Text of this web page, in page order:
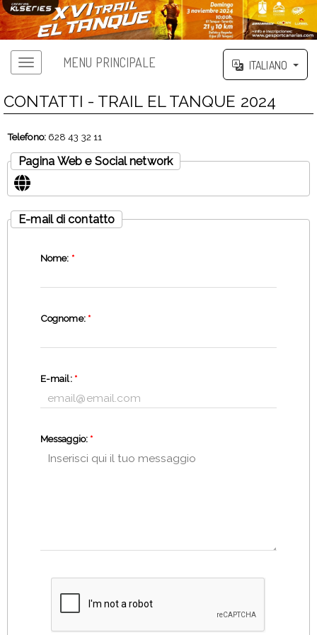
MENU PRINCIPALE ITALIANO
CONTATTI - TRAIL EL TANQUE 2024
Telefono:628 43 32 11
Pagina Web e Social network
E-mail di contatto
Nome: *
Cognome: *
E-mail: *
Messaggio: *